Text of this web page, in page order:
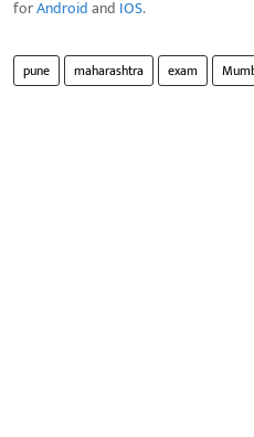
forAndroidand IOS.
pune maharashtra exam